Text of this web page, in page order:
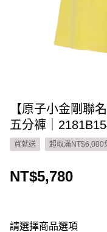
【原子小金剛聯
五分褲｜
買就送 超取滿NT$6,000
NT$5,780
請選擇商品選項